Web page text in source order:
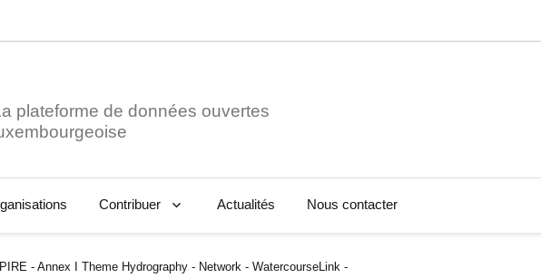
plateforme de données ouvertes
Contribuer Actualités Nous contacter
- Annex I Theme Hydrography - Network - WatercourseLink -